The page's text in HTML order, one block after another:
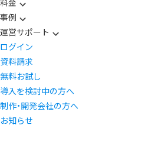
料金
事例
運営サポート
ログイン
資料請求
無料お試し
導入を検討中の方へ
制作・開発会社の方へ
お知らせ